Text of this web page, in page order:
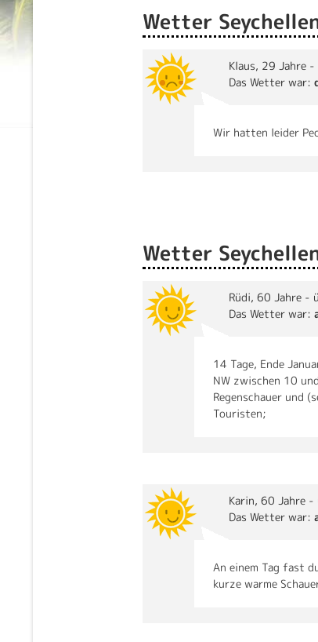
Wetter
Klaus, 29 Jahre -
Das Wetter war:
Wir hatten leider
Wetter
Rüdi, 60 Jahre -
Das Wetter war:
14 Tage, Ende
NW zwischen 10
Regenschauer und
Touristen;
Karin, 60 Jahre -
Das Wetter war:
An einem Tag fast
kurze warme